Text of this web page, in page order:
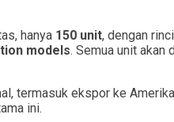
hanya 150 unit, dengan
models. Semua unit akan
termasuk ekspor ke
ini.